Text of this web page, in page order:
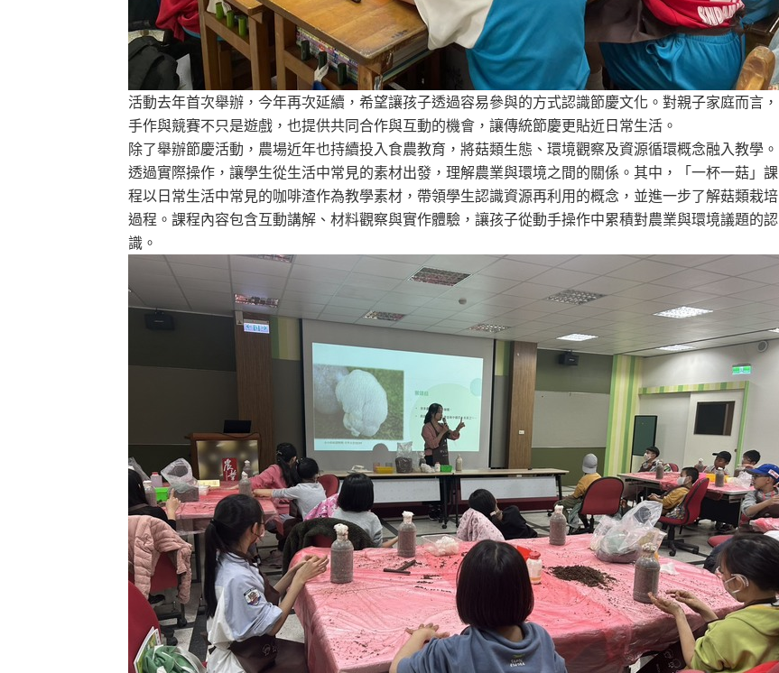
活動去年首次舉辦，今年再次延續，希望讓孩子透過容易參與的方式認識節慶文化。對親子家庭而言，
手作與競賽不只是遊戲，也提供共同合作與互動的機會，讓傳統節慶更貼近日常生活。
除了舉辦節慶活動，農場近年也持續投入食農教育，將菇類生態、環境觀察及資源循環概念融入教學。
透過實際操作，讓學生從生活中常見的素材出發，理解農業與環境之間的關係。其中，「一杯一菇」課
程以日常生活中常見的咖啡渣作為教學素材，帶領學生認識資源再利用的概念，並進一步了解菇類栽培
過程。課程內容包含互動講解、材料觀察與實作體驗，讓孩子從動手操作中累積對農業與環境議題的認
識。